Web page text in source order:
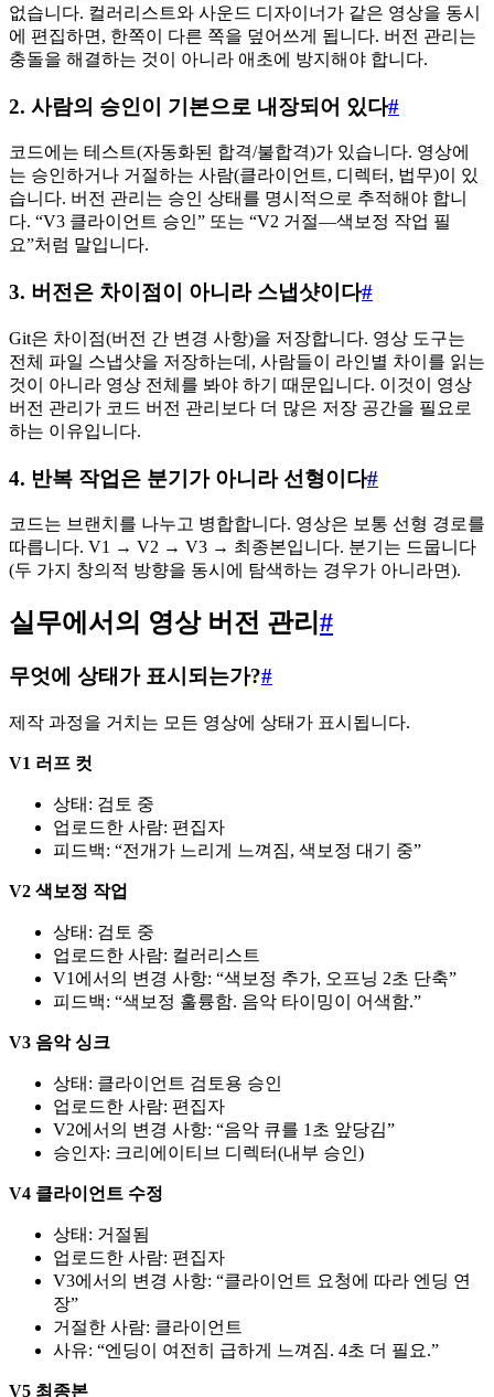
없습니다. 컬러리스트와 사운드 디자이너가 같은 영상을 동시
에 편집하면, 한쪽이 다른 쪽을 덮어쓰게 됩니다. 버전 관리는
충돌을 해결하는 것이 아니라 애초에 방지해야 합니다.
2. 사람의 승인이 기본으로 내장되어 있다#
코드에는 테스트(자동화된 합격/불합격)가 있습니다. 영상에
는 승인하거나 거절하는 사람(클라이언트, 디렉터, 법무)이 있
습니다. 버전 관리는 승인 상태를 명시적으로 추적해야 합니
다. “V3 클라이언트 승인” 또는 “V2 거절—색보정 작업 필
요”처럼 말입니다.
3. 버전은 차이점이 아니라 스냅샷이다#
Git은 차이점(버전 간 변경 사항)을 저장합니다. 영상 도구는
전체 파일 스냅샷을 저장하는데, 사람들이 라인별 차이를 읽는
것이 아니라 영상 전체를 봐야 하기 때문입니다. 이것이 영상
버전 관리가 코드 버전 관리보다 더 많은 저장 공간을 필요로
하는 이유입니다.
4. 반복 작업은 분기가 아니라 선형이다#
코드는 브랜치를 나누고 병합합니다. 영상은 보통 선형 경로를
따릅니다. V1 → V2 → V3 → 최종본입니다. 분기는 드뭅니다
(두 가지 창의적 방향을 동시에 탐색하는 경우가 아니라면).
실무에서의 영상 버전 관리 #
무엇에 상태가 표시되는가?#
제작 과정을 거치는 모든 영상에 상태가 표시됩니다.
V1 러프 컷
상태: 검토 중
업로드한 사람: 편집자
피드백: “전개가 느리게 느껴짐, 색보정 대기 중”
V2 색보정 작업
상태: 검토 중
업로드한 사람: 컬러리스트
V1에서의 변경 사항: “색보정 추가, 오프닝 2초 단축”
피드백: “색보정 훌륭함. 음악 타이밍이 어색함.”
V3 음악 싱크
상태: 클라이언트 검토용 승인
업로드한 사람: 편집자
V2에서의 변경 사항: “음악 큐를 1초 앞당김”
승인자: 크리에이티브 디렉터(내부 승인)
V4 클라이언트 수정
상태: 거절됨
업로드한 사람: 편집자
V3에서의 변경 사항: “클라이언트 요청에 따라 엔딩 연
장”
거절한 사람: 클라이언트
사유: “엔딩이 여전히 급하게 느껴짐. 4초 더 필요.”
V5 최종본